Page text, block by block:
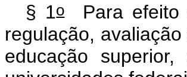
§ 1oPara efeito
regulação,
educação